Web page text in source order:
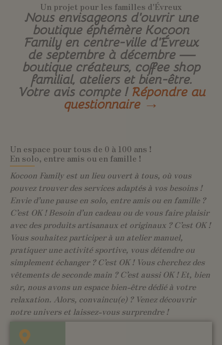
Un projet pour les familles d'Évreux
Nous envisageons d’ouvrir une
boutique éphémère Kocoon
Family en centre-ville d’Évreux
de septembre à décembre —
boutique créateurs, coffee shop
familial, ateliers et bien-être.
Votre avis compte !Répondre au
questionnaire →
Un espace pour tous de 0 à 100 ans !
En solo, entre amis ou en famille !
Kocoon Family est un lieu ouvert à tous, où vous
pouvez trouver des services adaptés à vos besoins !
Envie d’une pause en solo, entre amis ou en famille ?
C’est OK ! Besoin d’un cadeau ou de vous faire plaisir
avec des produits artisanaux et originaux ? C’est OK !
Vous souhaitez participer à un atelier manuel,
pratiquer une activité sportive, vous détendre ou
simplement échanger ? C’est OK ! Vous cherchez des
vêtements de seconde main ? C’est aussi OK ! Et, bien
sûr, nous avons un espace bien-être dédié à votre
relaxation. Alors, convaincu(e) ? Venez découvrir
notre univers et laissez-vous surprendre !